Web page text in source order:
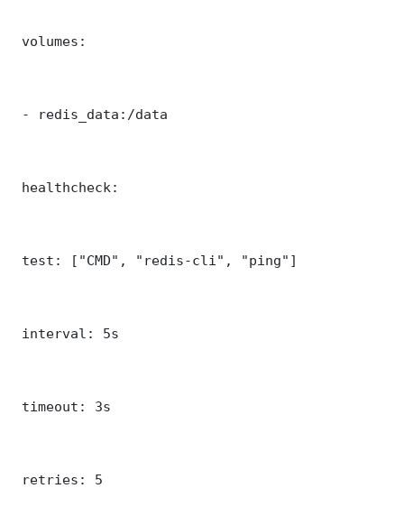
volumes:
- redis_data:/data
healthcheck:
test: ["CMD", "redis-cli", "ping"]
interval: 5s
timeout: 3s
retries: 5